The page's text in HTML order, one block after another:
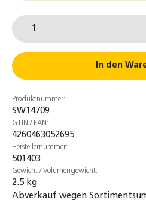
Produkt Anzahl: Gib den
In den
Produktnummer:
SW14709
GTIN / EAN:
4260463052695
Herstellernummer:
501403
Gewicht / Volumengewicht:
2.5 kg
Abverkauf wegen